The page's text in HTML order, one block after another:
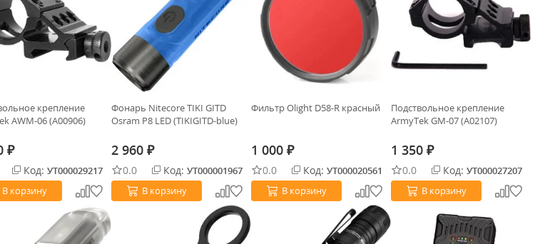
крепление
AWM-06 (A00906)
₽
Код: УТ000029217
В корзину
Фонарь Nitecore TIKI GITD
Osram P8 LED (TIKIGITD-blue)
2 960 ₽
0.0 Код: УТ000001967
В корзину
Фильтр Olight D58-R красный
1 000 ₽
0.0 Код: УТ000020561
В корзину
Подствольное крепление
ArmyTek GM-07 (A02107)
1 350 ₽
0.0 Код: УТ000027207
В корзину